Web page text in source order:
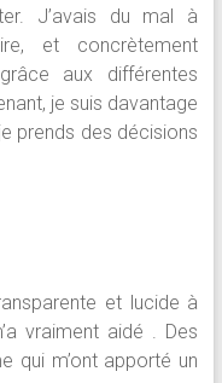
J’avais du mal à
et concrètement
aux différentes
je suis davantage
prends des décisions
et lucide à
vraiment aidé . Des
qui m’ont apporté un